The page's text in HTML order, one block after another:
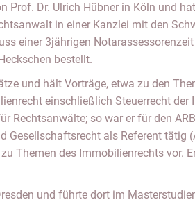
Prof. Dr. Ulrich Hübner in Köln und
in einer Kanzlei mit den
einer 3jährigen
bestellt.
und hält Vorträge, etwa zu den
einschließlich Steuerrecht der
Rechtsanwälte; so war er für den
Gesellschaftsrecht als Referent tätig
Themen des Immobilienrechts vor.
und führte dort im